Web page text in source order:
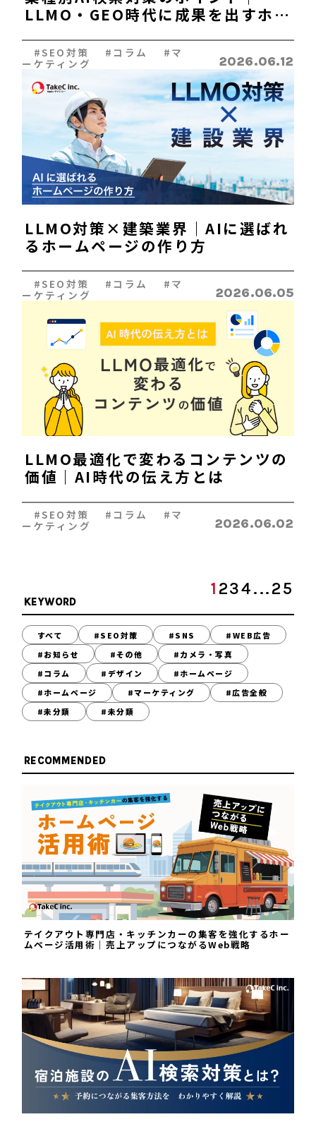
LLMO・GEO時代に成果を出すホー
#SEO対策 #コラム #マ
ーケティング
2026.06.12
LLMO対策×建築業界｜AIに選ばれ
るホームページの作り方
#SEO対策 #コラム #マ
ーケティング
2026.06.05
LLMO最適化で変わるコンテンツの
価値｜AI時代の伝え方とは
#SEO対策 #コラム #マ
ーケティング
2026.06.02
1 234...25
KEYWORD
すべて #SEO対策 #SNS
#WEB広告
#お知らせ
#その他
#カメラ・写真
#コラム
#デザイン
#ホームページ
#ホームページ
#マーケティング
#広告全般
#未分類
#未分類
RECOMMENDED
テイクアウト専門店・キッチンカーの集客を強化するホー
ムページ活用術｜売上アップにつながるWeb戦略